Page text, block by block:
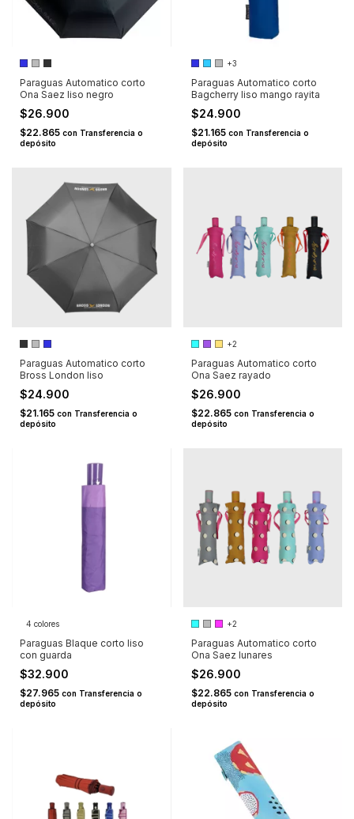
Paraguas Automatico corto
Ona Saez liso negro
$26.900
$22.865 con Transferencia o
depósito
+3
Paraguas Automatico corto
Bagcherry liso mango rayita
$24.900
$21.165 con Transferencia o
depósito
Paraguas Automatico corto
Bross London liso
$24.900
$21.165 con Transferencia o
depósito
+2
Paraguas Automatico corto
Ona Saez rayado
$26.900
$22.865 con Transferencia o
depósito
4 colores
Paraguas Blaque corto liso
con guarda
$32.900
$27.965 con Transferencia o
depósito
+2
Paraguas Automatico corto
Ona Saez lunares
$26.900
$22.865 con Transferencia o
depósito